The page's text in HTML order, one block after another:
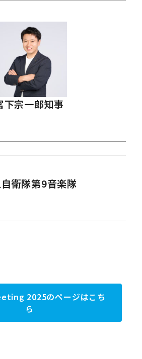
下宗一郎知事
衛隊第9音楽隊
2025のページはこち
ら